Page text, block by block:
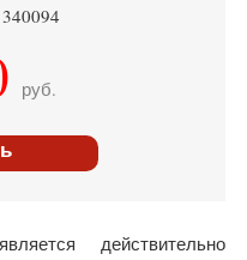
руб.
действительно